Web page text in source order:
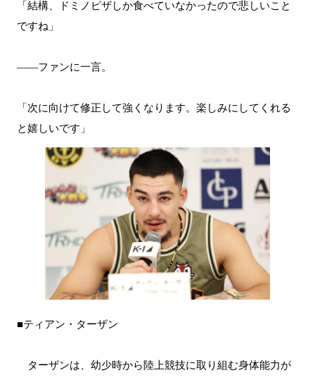
「結構、ドミノピザしか食べていなかったので悲しいこと
ですね」
――ファンに一言。
「次に向けて修正して強くなります。楽しみにしてくれる
と嬉しいです」
■ティアン・ターザン
ターザンは、幼少時から陸上競技に取り組む身体能力が